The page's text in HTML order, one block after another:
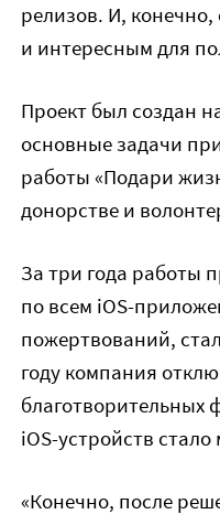
релизов. И,
и интересным для
Проект был создан
основные задачи
работы «Подари
донорстве и
За три года работы
по всем iOS-
пожертвований,
году компания
благотворительных
iOS-устройств
«Конечно, после